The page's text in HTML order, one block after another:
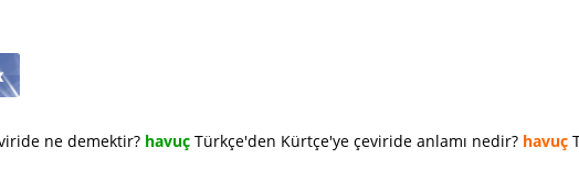
ne demektir? havuç Türkçe'den Kürtçe'ye çeviride anlamı nedir? havuç